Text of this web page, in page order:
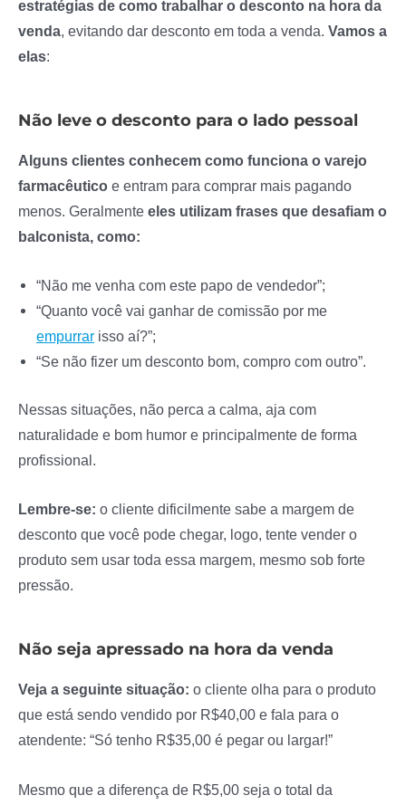
estratégias de como trabalhar o desconto na hora da
venda, evitando dar desconto em toda a venda. Vamos a
elas:
Não leve o desconto para o lado pessoal
Alguns clientes conhecem como funciona o varejo
farmacêutico e entram para comprar mais pagando
menos. Geralmente eles utilizam frases que desafiam o
balconista, como:
“Não me venha com este papo de vendedor”;
“Quanto você vai ganhar de comissão por me
empurrar isso aí?”;
“Se não fizer um desconto bom, compro com outro”.
Nessas situações, não perca a calma, aja com
naturalidade e bom humor e principalmente de forma
profissional.
Lembre-se: o cliente dificilmente sabe a margem de
desconto que você pode chegar, logo, tente vender o
produto sem usar toda essa margem, mesmo sob forte
pressão.
Não seja apressado na hora da venda
Veja a seguinte situação: o cliente olha para o produto
que está sendo vendido por R$40,00 e fala para o
atendente: “Só tenho R$35,00 é pegar ou largar!”
Mesmo que a diferença de R$5,00 seja o total da